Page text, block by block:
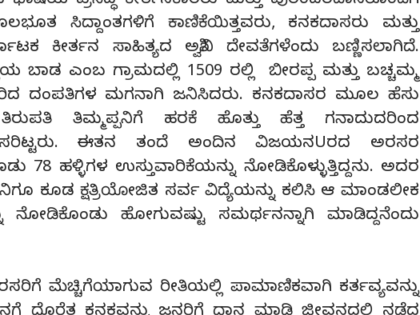
ಸಿದ್ದಾಂತಗಳಿಗೆ ಕಾಣಿಕೆಯಿತ್ತವರು, ಕನಕದಾಸರು ಮತ್ತು
ಕೀರ್ತನ ಸಾಹಿತ್ಯದ ಅಶ್ವಿನಿ ದೇವತೆಗಳೆಂದು ಬಣ್ಣಿಸಲಾಗಿದೆ.
ಬಾಡ ಎಂಬ ಗ್ರಾಮದಲ್ಲಿ 1509 ರಲ್ಲಿ ಬೀರಪ್ಪ ಮತ್ತು ಬಚ್ಚಮ್ಮ
ದಂಪತಿಗಳ ಮಗನಾಗಿ ಜನಿಸಿದರು. ಕನಕದಾಸರ ಮೂಲ ಹೆಸು
ತಿಮ್ಮಪ್ಪನಿಗೆ ಹರಕೆ ಹೊತ್ತು ಹೆತ್ತ ಗನಾದುದರಿಂದ
ಈತನ ತಂದೆ ಅಂದಿನ ವಿಜಯನUರದ ಅರಸರ
78 ಹಳ್ಳಿಗಳ ಉಸ್ತುವಾರಿಕೆಯನ್ನು ನೋಡಿಕೊಳ್ಳುತ್ತಿದ್ದನು. ಅದರ
ಕೂಡ ಕ್ಷತ್ರಿಯೋಜಿತ ಸರ್ವ ವಿದ್ಯೆಯನ್ನು ಕಲಿಸಿ ಆ ಮಾಂಡಲೀಕ
ಹೋಗುವಷ್ಟು ಸಮರ್ಥನನ್ನಾಗಿ ಮಾಡಿದ್ದನೆಂದು
ಮೆಚ್ಚಿಗೆಯಾಗುವ ರೀತಿಯಲ್ಲಿ ಪಾಮಾಣಿಕವಾಗಿ ಕರ್ತವ್ಯವನ್ನು